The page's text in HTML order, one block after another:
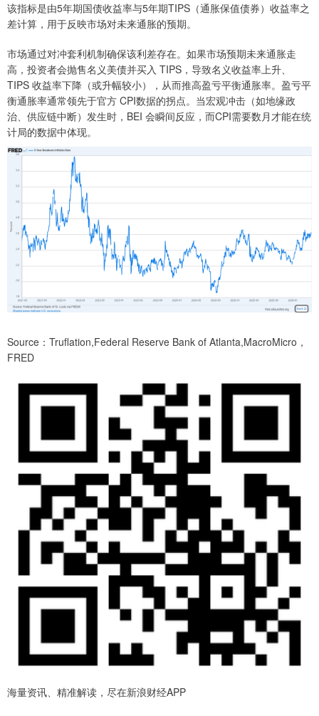
该指标是由5年期国债收益率与5年期TIPS（通胀保值债券）收益率之
差计算，用于反映市场对未来通胀的预期。
市场通过对冲套利机制确保该利差存在。如果市场预期未来通胀走
高，投资者会抛售名义美债并买入 TIPS，导致名义收益率上升、
TIPS 收益率下降（或升幅较小），从而推高盈亏平衡通胀率。盈亏平
衡通胀率通常领先于官方 CPI数据的拐点。当宏观冲击（如地缘政
治、供应链中断）发生时，BEI 会瞬间反应，而CPI需要数月才能在统
计局的数据中体现。
Source：Truflation,Federal Reserve Bank of Atlanta,MacroMicro，
FRED
海量资讯、精准解读，尽在新浪财经APP